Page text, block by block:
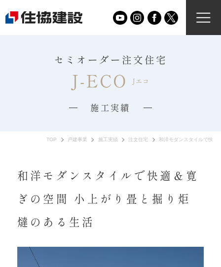
セミオーダー注文住宅
J-ECO Jエコ
施工実績
TOP 戸建事業 施工実績 注文住宅 和洋モダンスタイルで快適
和洋モダンスタイルで快適＆寛
ぎの空間 小上がり畳と掘り炬
燵のある生活